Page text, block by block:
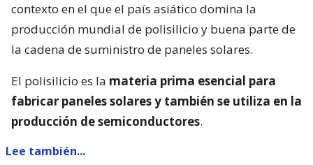
contexto en el que el país asiático domina la
producción mundial de polisilicio y buena parte de
la cadena de suministro de paneles solares.
El polisilicio es la materia prima esencial para
fabricar paneles solares y también se utiliza en la
producción de semiconductores.
Lee también...